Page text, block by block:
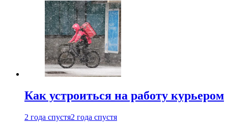
Как устроиться на работу курьером
2 года спустя2 года спустя